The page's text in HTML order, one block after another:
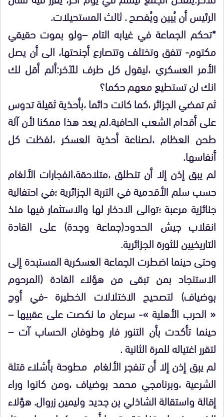
الرئيس أن يُبين ويُفصح . ثالث المستحيلات.
*تحكم الجماعة في غيابه التام –ولو بموت حقيقي
مكتوم- تتفق وتختلف وتتصارع أجنحتها، الى أن يصل
الأمر العسكري ،ليقول كل طرف للآخر:ألم أقل لك
انك لن تستطيع معهم حكما؟
ثم تمضي الجزائر ،كما كانت دائما ،بأحذية ثقيلة تدوس
على أقدام الشعب الحافية.لم يعد هذا ممكنا لأن آلة
طحن العظام ،لصناعة أحذية العسكر ،لفظت كل
أنفاسها.
لم يبق إذن إلا أن تنطلق ،متلاحقة،انفجارات الألغام
حسب سلم الأقدمية في التربة الجزائرية ؛في احتفالية
جنائزية مرعبة ؛توالى الادخار لها والاستثمار فيها منذ
انقلاب جيش الحدود(جماعة وجدة) على القادة
التاريخيين للثورة الجزائرية.
وحتى حينما اضطرت الجماعة العسكرية المستبدة إلى
الاستنجاد بمن تبقى من هؤلاء القادة (المرحوم
بوضياف) لتصحيح الاختلالات الخطيرة -في أوج
« الحرب الأهلية »- سرعان ما نكصت على عقبيها –
حينما تأكدت بأن التنور فار وطوفان الحساب آت –
لتقرر اغتياله للمرة الثانية .
لم يبق إذن إلا أن تنفجر الألغام مطوحة بأشلاء قتلة
الشرعية ،وبرنامجي محمد بوضياف ،ومن كانوا وراء
إقالة واستقالة الشاذلي بن جديد وليمين زروال. هؤلاء